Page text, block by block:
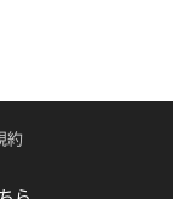
約